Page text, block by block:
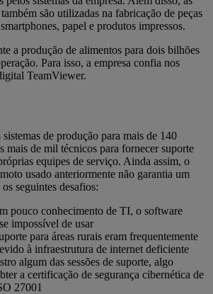
são utilizadas na fabricação de peças
papel e produtos impressos.
a produção de alimentos para dois bilhões
Para isso, a empresa confia nos
TeamViewer.
de produção para mais de 140
mais de mil técnicos para fornecer suporte
equipes de serviço. Ainda assim, o
usado anteriormente não garantia um
seguintes desafios:
pouco conhecimento de TI, o software
impossível de usar
para áreas rurais eram frequentemente
à infraestrutura de internet deficiente
algum das sessões de suporte, algo
a certificação de segurança cibernética de
27001